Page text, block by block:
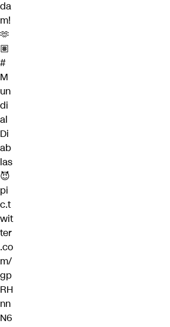
da
m!
🫶
🏽
#
M
un
di
al
Di
ab
las
😈
pi
c.t
wit
ter
.co
m/
gp
RH
nn
N6